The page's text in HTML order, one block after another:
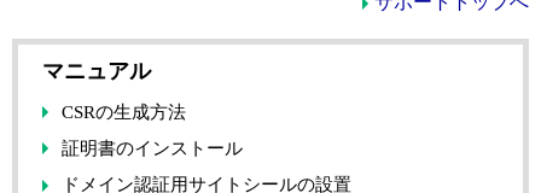
マニュアル
CSRの生成方法
証明書のインストール
ドメイン認証用サイトシールの設置